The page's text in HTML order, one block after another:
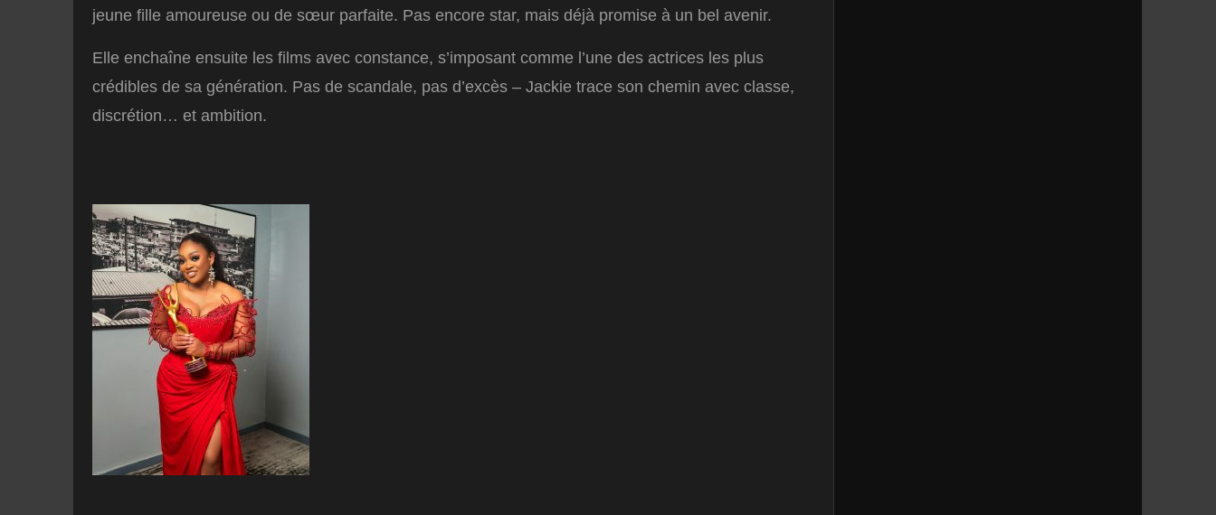
jeune fille amoureuse ou de sœur parfaite. Pas encore star, mais déjà promise à un bel avenir.
Elle enchaîne ensuite les films avec constance, s’imposant comme l’une des actrices les plus
crédibles de sa génération. Pas de scandale, pas d’excès – Jackie trace son chemin avec classe,
discrétion… et ambition.